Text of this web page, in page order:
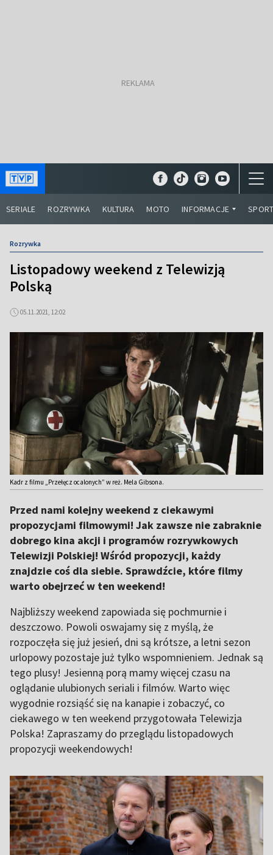
SERIALE ROZRYWKA KULTURA MOTO INFORMACJE
Rozrywka
Listopadowy weekend z Telewizją
Polską
05.11.2021, 12:02
Kadr z filmu „Przełęcz ocalonych” w reż. Mela Gibsona.
Przed nami kolejny weekend z ciekawymi
propozycjami filmowymi! Jak zawsze nie zabraknie
dobrego kina akcji i programów rozrywkowych
Telewizji Polskiej! Wśród propozycji, każdy
znajdzie coś dla siebie. Sprawdźcie, które filmy
warto obejrzeć w ten weekend!
Najbliższy weekend zapowiada się pochmurnie i
deszczowo. Powoli oswajamy się z myślą, że
rozpoczęła się już jesień, dni są krótsze, a letni sezon
urlopowy pozostaje już tylko wspomnieniem. Jednak są
tego plusy! Jesienną porą mamy więcej czasu na
oglądanie ulubionych seriali i filmów. Warto więc
wygodnie rozsiąść się na kanapie i zobaczyć, co
ciekawego w ten weekend przygotowała Telewizja
Polska! Zapraszamy do przeglądu listopadowych
propozycji weekendowych!